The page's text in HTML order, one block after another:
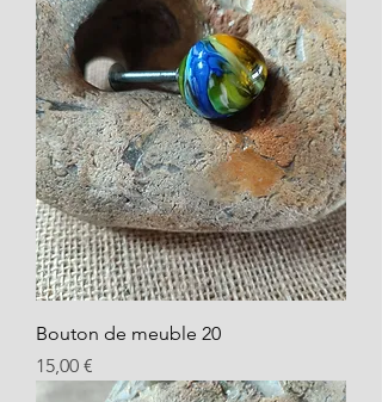
Bouton de meuble 20
Prix
15,00 €